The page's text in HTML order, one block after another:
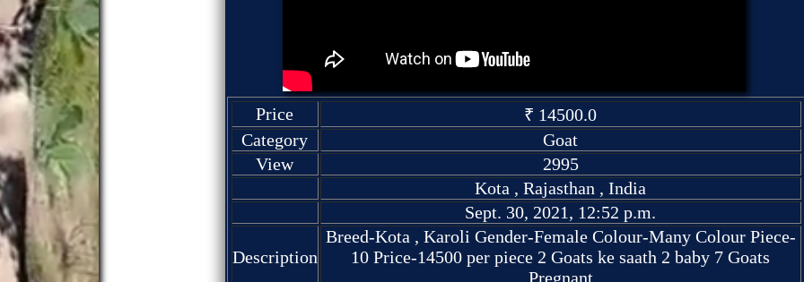
Price
₹ 14500.0
Category
Goat
View
2995
Kota , Rajasthan , India
Sept. 30, 2021, 12:52 p.m.
Description
Breed-Kota , Karoli Gender-Female Colour-Many Colour Piece-
10 Price-14500 per piece 2 Goats ke saath 2 baby 7 Goats
Pregnant